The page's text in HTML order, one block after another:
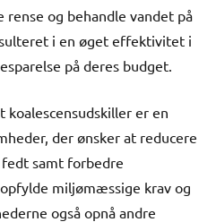
og behandle vandet på
i en øget effektivitet i
på deres budget.
koalescensudskiller er en
der ønsker at reducere
samt forbedre
miljømæssige krav og
også opnå andre